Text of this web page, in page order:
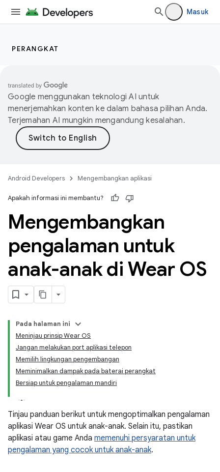
Masuk
PERANGKAT
Google menggunakan teknologi AI untuk
menerjemahkan konten ke dalam bahasa pilihan Anda.
Terjemahan AI mungkin mengandung kesalahan.
Android Developers Mengembangkan aplikasi
Apakah informasi ini membantu?
Mengembangkan
pengalaman untuk
anak-anak di Wear OS
Pada halaman ini
Meninjau prinsip Wear OS
Jangan melakukan port aplikasi telepon
Memilih lingkungan pengembangan
Meminimalkan dampak pada baterai perangkat
Bersiap untuk pengalaman mandiri
Tinjau panduan berikut untuk mengoptimalkan pengalaman
aplikasi Wear OS untuk anak-anak. Selain itu, pastikan
aplikasi atau game Anda memenuhi persyaratan untuk
pengalaman yang cocok untuk anak-anak.